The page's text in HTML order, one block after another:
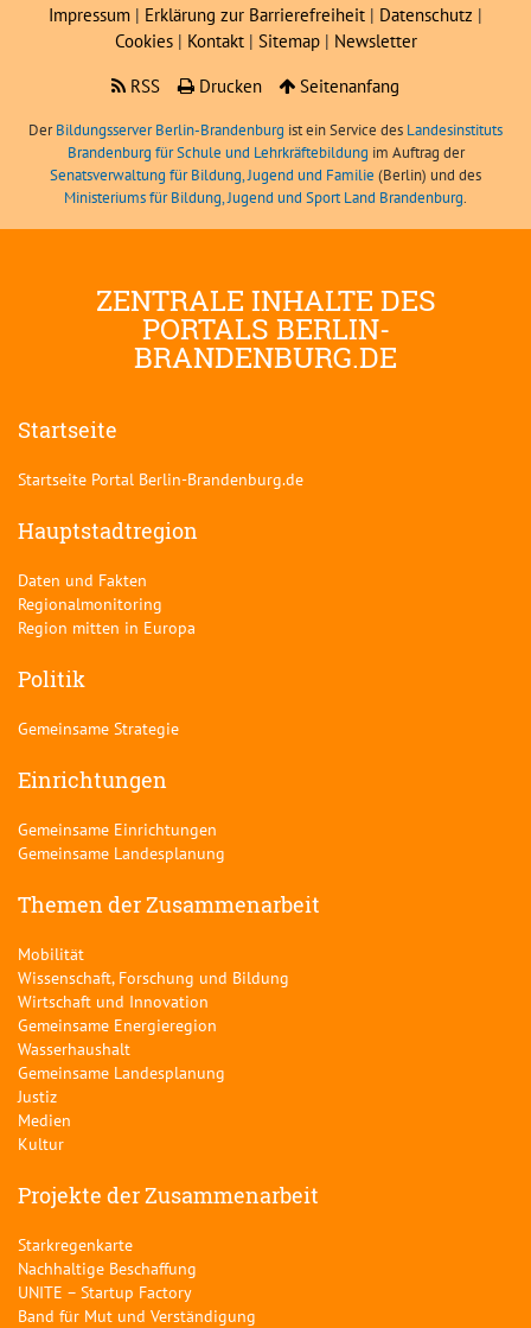
Impressum | Erklärung zur Barrierefreiheit | Datenschutz |
Cookies| Kontakt | Sitemap| Newsletter
RSS
Drucken Seitenanfang
DerBildungsserver Berlin-Brandenburg ist ein Service des Landesinstituts
Brandenburg für Schule und Lehrkräftebildung im Auftrag der
Senatsverwaltung für Bildung, Jugend und Familie (Berlin) und des
Ministeriums für Bildung, Jugend und Sport Land Brandenburg.
ZENTRALE INHALTE DES
PORTALS BERLIN-
BRANDENBURG.DE
Startseite
Startseite Portal Berlin-Brandenburg.de
Hauptstadtregion
Daten und Fakten
Regionalmonitoring
Region mitten in Europa
Politik
Gemeinsame Strategie
Einrichtungen
Gemeinsame Einrichtungen
Gemeinsame Landesplanung
Themen der Zusammenarbeit
Mobilität
Wissenschaft, Forschung und Bildung
Wirtschaft und Innovation
Gemeinsame Energieregion
Wasserhaushalt
Gemeinsame Landesplanung
Justiz
Medien
Kultur
Projekte der Zusammenarbeit
Starkregenkarte
Nachhaltige Beschaffung
UNITE – Startup Factory
Band für Mut und Verständigung